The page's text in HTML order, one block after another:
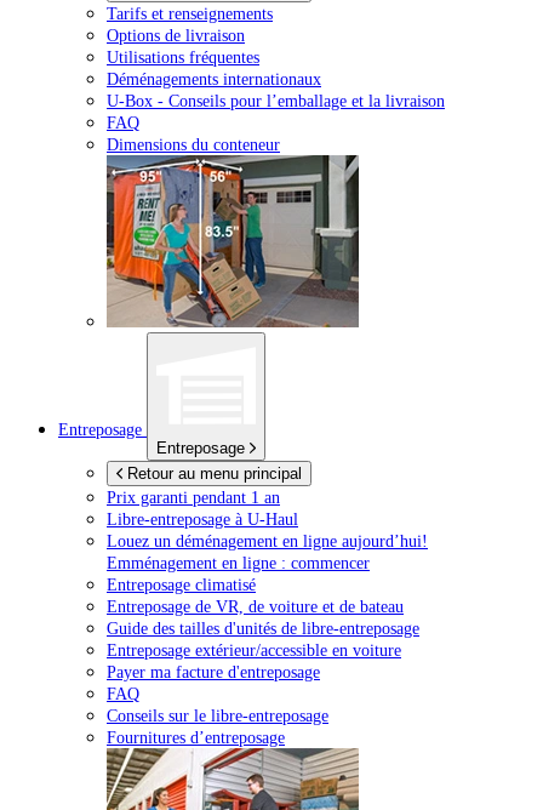
Tarifs et renseignements
Options de livraison
Utilisations fréquentes
Déménagements internationaux
U-Box - Conseils pour l’emballage et la livraison
FAQ
Dimensions du conteneur
Entreposage
Entreposage
Retour au menu principal
Prix garanti pendant 1 an
Libre-entreposage à U-Haul
Louez un déménagement en ligne aujourd’hui!
Emménagement en ligne : commencer
Entreposage climatisé
Entreposage de VR, de voiture et de bateau
Guide des tailles d'unités de libre-entreposage
Entreposage extérieur/accessible en voiture
Payer ma facture d'entreposage
FAQ
Conseils sur le libre-entreposage
Fournitures d’entreposage